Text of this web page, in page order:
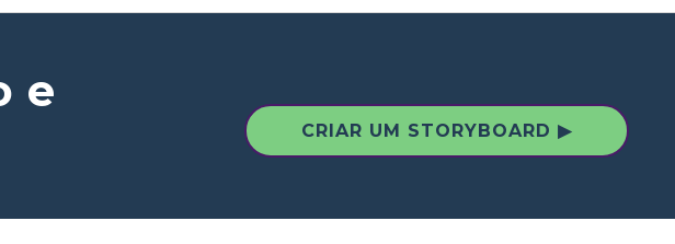
e
CRIAR UM STORYBOARD ▶